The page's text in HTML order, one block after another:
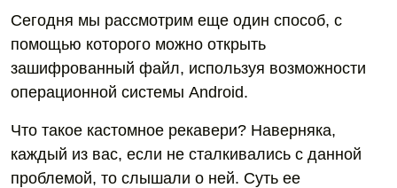
Сегодня мы рассмотрим еще один способ, с
помощью которого можно открыть
зашифрованный файл, используя возможности
операционной системы Android.
Что такое кастомное рекавери? Наверняка,
каждый из вас, если не сталкивались с данной
проблемой, то слышали о ней. Суть ее